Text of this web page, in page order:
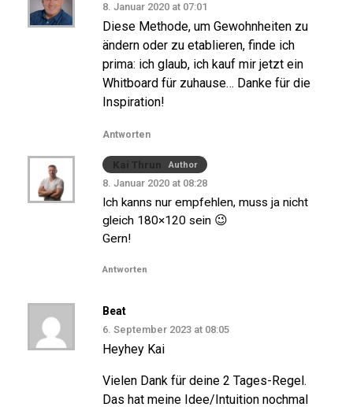
8. Januar 2020 at 07:01
Diese Methode, um Gewohnheiten zu
ändern oder zu etablieren, finde ich
prima: ich glaub, ich kauf mir jetzt ein
Whitboard für zuhause… Danke für die
Inspiration!
Antworten
Kai Thrun Author
8. Januar 2020 at 08:28
Ich kanns nur empfehlen, muss ja nicht
gleich 180×120 sein 😉
Gern!
Antworten
Beat
6. September 2023 at 08:05
Heyhey Kai
Vielen Dank für deine 2 Tages-Regel.
Das hat meine Idee/Intuition nochmal